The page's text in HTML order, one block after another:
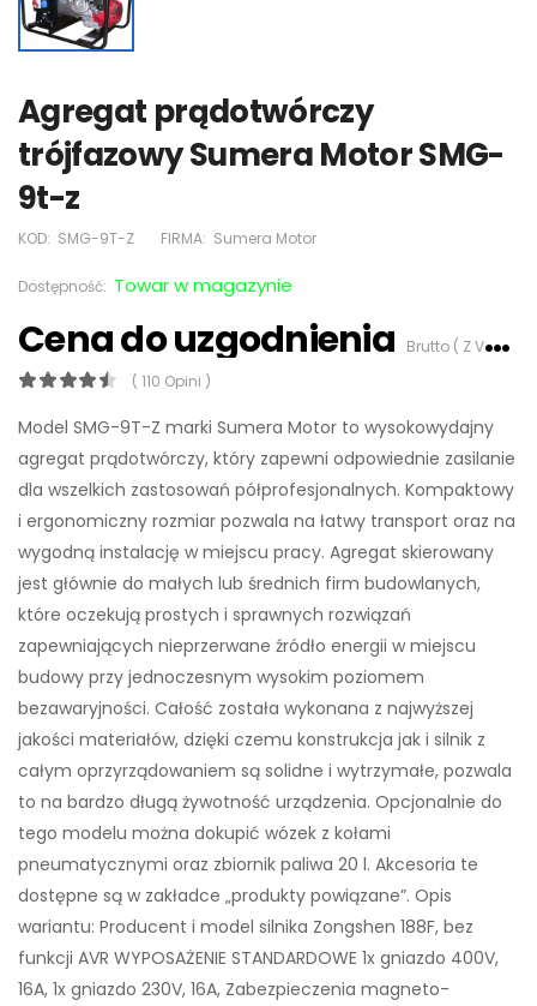
Agregat prądotwórczy
trójfazowy Sumera Motor SMG-
9t-z
KOD: SMG-9T-Z FIRMA: Sumera Motor
Dostępność: Towar w magazynie
Cena do uzgodnienia Brutto ( Z VAT 23%)
( 110 Opini )
Model SMG-9T-Z marki Sumera Motor to wysokowydajny
agregat prądotwórczy, który zapewni odpowiednie zasilanie
dla wszelkich zastosowań półprofesjonalnych. Kompaktowy
i ergonomiczny rozmiar pozwala na łatwy transport oraz na
wygodną instalację w miejscu pracy. Agregat skierowany
jest głównie do małych lub średnich firm budowlanych,
które oczekują prostych i sprawnych rozwiązań
zapewniających nieprzerwane źródło energii w miejscu
budowy przy jednoczesnym wysokim poziomem
bezawaryjności. Całość została wykonana z najwyższej
jakości materiałów, dzięki czemu konstrukcja jak i silnik z
całym oprzyrządowaniem są solidne i wytrzymałe, pozwala
to na bardzo długą żywotność urządzenia. Opcjonalnie do
tego modelu można dokupić wózek z kołami
pneumatycznymi oraz zbiornik paliwa 20 l. Akcesoria te
dostępne są w zakładce „produkty powiązane”. Opis
wariantu: Producent i model silnika Zongshen 188F, bez
funkcji AVR WYPOSAŻENIE STANDARDOWE 1x gniazdo 400V,
16A, 1x gniazdo 230V, 16A, Zabezpieczenia magneto-